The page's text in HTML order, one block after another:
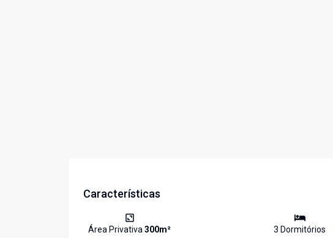
Características
Área Privativa300m² 3 Dormitórios